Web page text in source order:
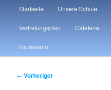
Startseite Unsere Schule
Vertretungsplan Cafeteria
Impressum
Beitragsnavigation
← Vorheriger